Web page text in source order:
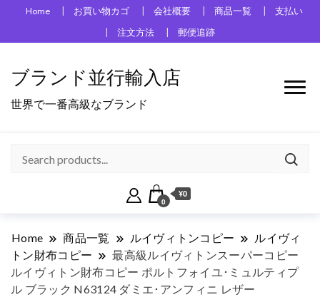
Home お買い物カゴ 会社概要 商品一覧
支払い
注文方法
郵便追跡
ブランド並行輸入店
世界で一番高級なブランド
0
¥0
Home 商品一覧 ルイヴィトンコピー
ルイヴィ
トン財布コピー
最高級ルイヴィトンスーパーコピー
ルイヴィトン財布コピー ポルトフォイユ･ミュルティプ
ル ブラック N63124 ダミエ･アンフィニ レザー